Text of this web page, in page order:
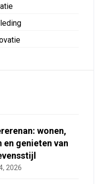
wonen,
en genieten van
2026